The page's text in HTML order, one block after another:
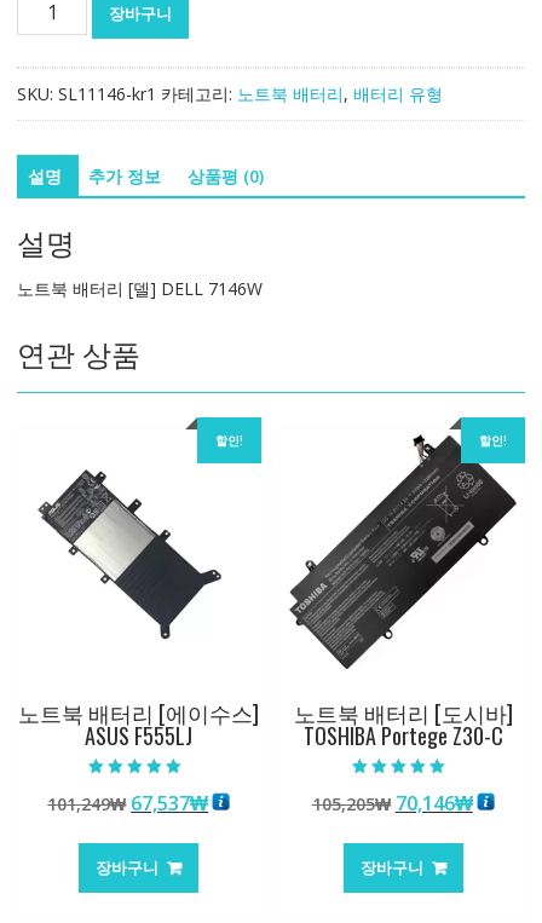
터
[델]
DELL
수
장바구니
SKU: SL11146-kr1 카테고리: 노트북 배터리, 배터리 유형
설명 추가 정보 상품평 (0)
설명
노트북 배터리 [델] DELL 7146W
연관 상품
할인!
노트북 배터리 [에이수스]
ASUS F555LJ
5.00
로 평가됨
101,249₩ 원
가
격:
67,537₩현
장바구니
할인!
노트북 배터리 [도시바]
TOSHIBA Portege Z30-C
5.00
로 평가됨
105,205₩ 원
가
격:
70,146₩현
장바구니